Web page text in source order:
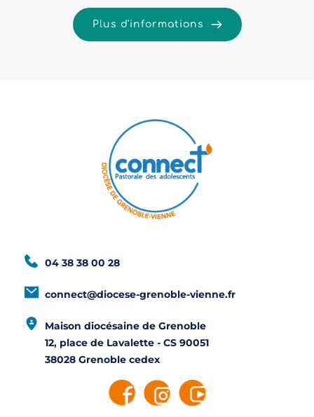
Plus d'informations
04 38 38 00 28
connect@diocese-grenoble-vienne.fr
Maison diocésaine de Grenoble
12, place de Lavalette - CS 90051
38028 Grenoble cedex